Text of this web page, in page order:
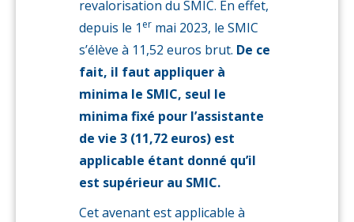
revalorisation du SMIC. En effet,
depuis le 1 er mai 2023, le SMIC
s’élève à 11,52 euros brut. De ce
fait, il faut appliquer à
minima le SMIC, seul le
minima fixé pour l’assistante
de vie 3 (11,72 euros) est
applicable étant donné qu’il
est supérieur au SMIC.
Cet avenant est applicable à